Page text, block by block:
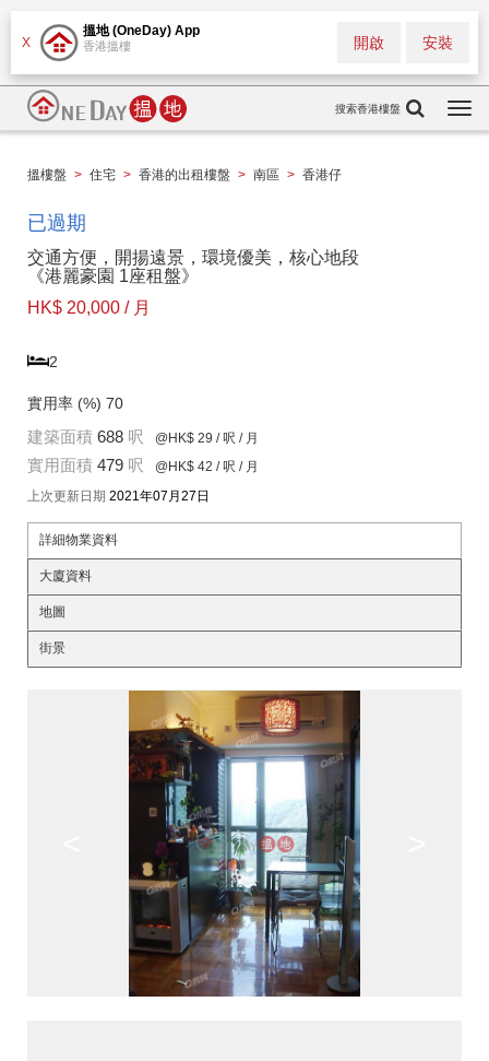
X
搵地 (OneDay) App
香港搵樓 安裝
開啟
搜索香港樓盤
搵樓盤 > 住宅 > 香港的出租樓盤 > 南區 > 香港仔
已過期
交通方便，開揚遠景，環境優美，核心地段
《港麗豪園 1座租盤》
HK$ 20,000 / 月
2
實用率 (%) 70
建築面積 688 呎 @HK$ 29 / 呎 / 月
實用面積 479 呎 @HK$ 42 / 呎 / 月
上次更新日期 2021年07月27日
詳細物業資料
大廈資料
地圖
街景